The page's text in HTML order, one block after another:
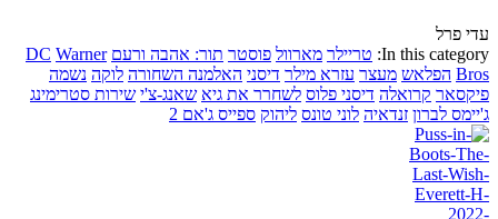
עדי פרל
In this category: טריילר מארוול פוסטר תור: אהבה ורעם DC Warner
Bros הפלאש מעצר עזרא מילר דיסני האלמנה השחורה לוקה נשמה
פיקסאר קרואלה דיסני פלוס לשחרר את גיא שאנג-צ'י שירות סטרימינג
ג'יימס לברון זנדאיה לוני טונס ליהוק ספייס ג'אם 2